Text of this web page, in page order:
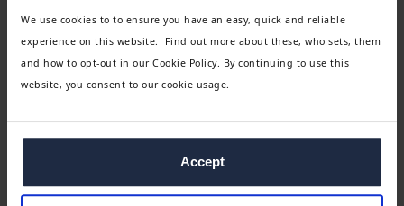
We use cookies to to ensure you have an easy, quick and reliable
experience on this website. Find out more about these, who sets, them
and how to opt-out in our Cookie Policy. By continuing to use this
website, you consent to our cookie usage.
Accept